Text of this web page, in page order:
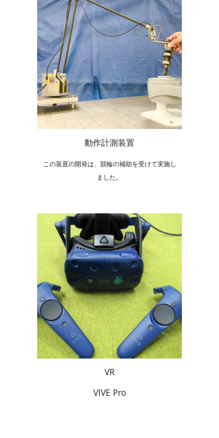
動作計測装置
この装置の開発は、競輪の補助を受けて実施し
ました。
VR
VIVE Pro